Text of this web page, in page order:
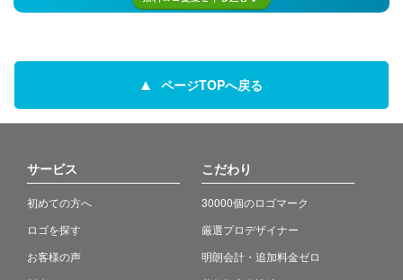
ページTOPへ戻る
サービス
初めての方へ
ロゴを探す
お客様の声
こだわり
30000個のロゴマーク
厳選プロデザイナー
明朗会計・追加料金ゼロ